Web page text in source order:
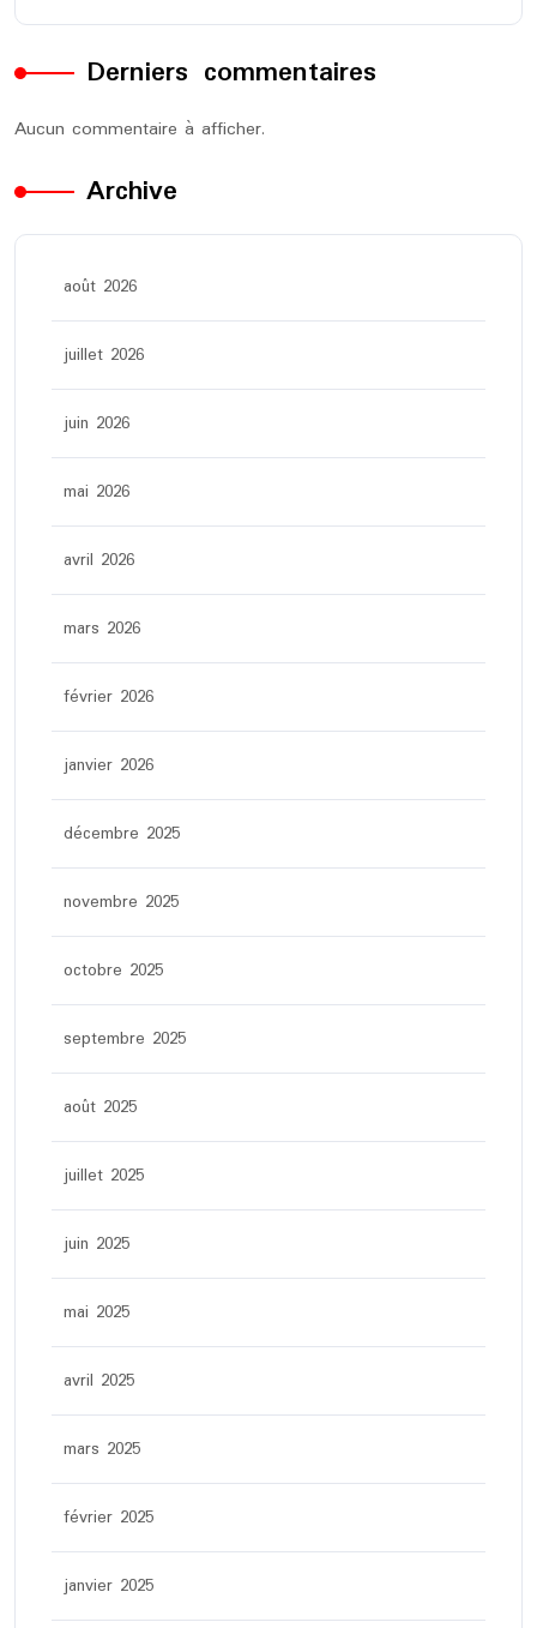
Derniers commentaires
Aucun commentaire à afficher.
Archive
août 2026
juillet 2026
juin 2026
mai 2026
avril 2026
mars 2026
février 2026
janvier 2026
décembre 2025
novembre 2025
octobre 2025
septembre 2025
août 2025
juillet 2025
juin 2025
mai 2025
avril 2025
mars 2025
février 2025
janvier 2025